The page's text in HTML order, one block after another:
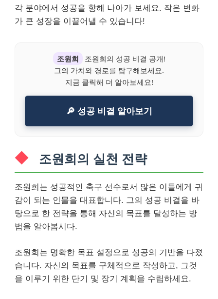
각 분야에서 성공을 향해 나아가 보세요. 작은 변화
가 큰 성장을 이끌어낼 수 있습니다!
조원희
조원희의 성공 비결 공개!
그의 가치와 경로를 탐구해보세요.
지금 클릭해 더 알아보세요!
🔎 성공 비결 알아보기
조원희의 실천 전략
조원희는 성공적인 축구 선수로서 많은 이들에게 귀
감이 되는 인물을 대표합니다. 그의 성공 비결을 바
탕으로 한 전략을 통해 자신의 목표를 달성하는 방
법을 알아봅시다.
조원희는 명확한 목표 설정으로 성공의 기반을 다졌
습니다. 자신의 목표를 구체적으로 작성하고, 그것
을 이루기 위한 단기 및 장기 계획을 수립하세요.